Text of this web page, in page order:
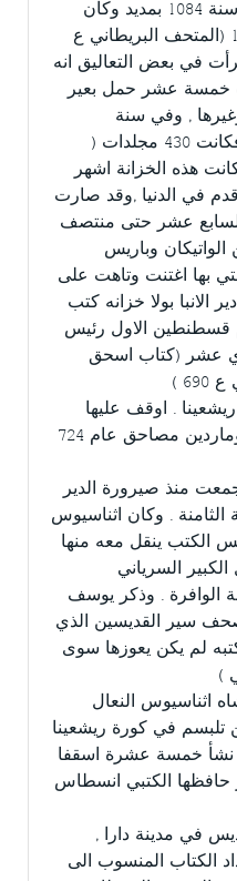
العالم برصوم المرعشي بعد سنة 1084 بمديد وكان
موجودا وهو قسيس عام 1122 (المتحف البريطاني ع
باريس ع 27 ) وقرأت في بعض التعاليق انه
خمسة عشر حمل بعير
, وفي سنة
1624احصى القس توما كتبه فكانت 430 مجلدات (
البريطاني ع 374 ) فكانت هذه الخزانة اشهر
في الدنيا ,وقد صارت
عشر حتى منتصف
وباريس
بها اغتنت وتاهت على
الانبا بولا خزانه كتب
قسطنطين الاول رئيس
عشر (كتاب اسحق
)
. اوقف عليها
قسطنطين اسقف هذا الدير وماردين مصاحق عام 724
جمعت منذ صيرورة الدير
الثامنة . وكان اثناسيوس
لنفائس الكتب ينقل معه منها
السرياني
الوافرة . وذكر يوسف
سير القديسين الذي
عام 1196 ان المكتبه لم يكن يعوزها سوى
)
اثناسيوس النعال
تلبسم في كورة ريشعينا
نشأ خمسة عشرة اسقفا
حتى 1042 وذكر حافظها الكتبي انسطاس
في مدينة دارا ,
الكتاب المنسوب الى